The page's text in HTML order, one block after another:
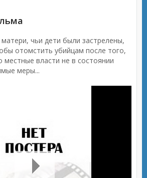
чьи дети были застрелены,
отомстить убийцам после того,
местные власти не в состоянии
меры...